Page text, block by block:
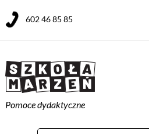
Pomoce dydaktyczne
602 46 85 85